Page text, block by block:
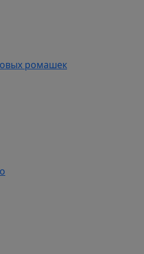
ромашек